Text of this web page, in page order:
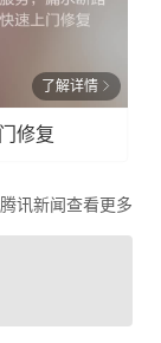
了解详情
修复
讯新闻查看更多